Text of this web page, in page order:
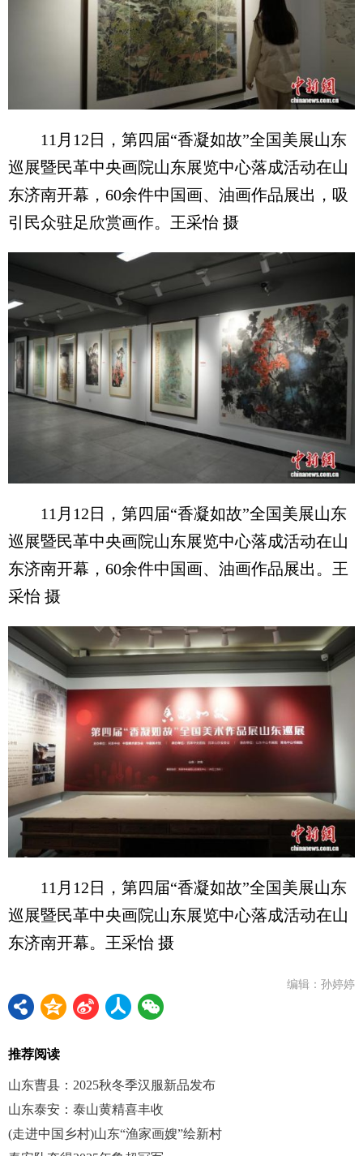
11月12日，第四届“香凝如故”全国美展山东
巡展暨民革中央画院山东展览中心落成活动在山
东济南开幕，60余件中国画、油画作品展出，吸
引民众驻足欣赏画作。王采怡 摄
11月12日，第四届“香凝如故”全国美展山东
巡展暨民革中央画院山东展览中心落成活动在山
东济南开幕，60余件中国画、油画作品展出。王
采怡 摄
11月12日，第四届“香凝如故”全国美展山东
巡展暨民革中央画院山东展览中心落成活动在山
东济南开幕。王采怡 摄
编辑：孙婷婷
推荐阅读
山东曹县：2025秋冬季汉服新品发布
山东泰安：泰山黄精喜丰收
(走进中国乡村)山东“渔家画嫂”绘新村